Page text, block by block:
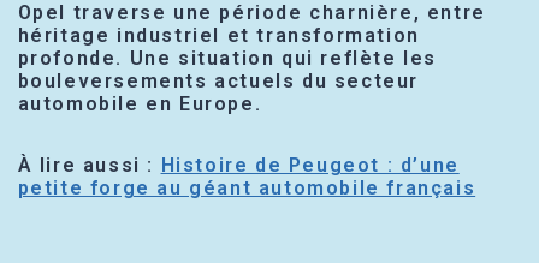
Opel traverse une période charnière, entre
héritage industriel et transformation
profonde. Une situation qui reflète les
bouleversements actuels du secteur
automobile en Europe.
À lire aussi : Histoire de Peugeot : d’une
petite forge au géant automobile français